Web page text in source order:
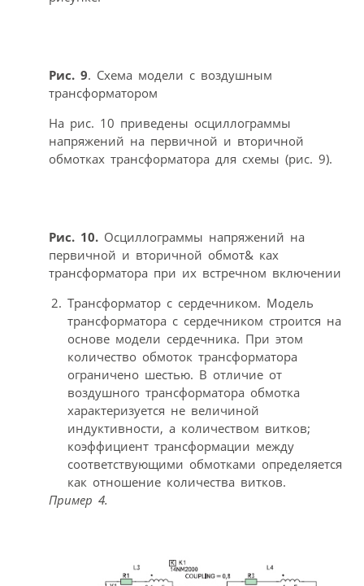
Рис. 9. Схема модели с воздушным
трансформатором
На рис. 10 приведены осциллограммы
напряжений на первичной и вторичной
обмотках трансформатора для схемы (рис. 9).
Рис. 10. Осциллограммы напряжений на
первичной и вторичной обмот& ках
трансформатора при их встречном включении
Трансформатор с сердечником. Модель
трансформатора с сердечником строится на
основе модели сердечника. При этом
количество обмоток трансформатора
ограничено шестью. В отличие от
воздушного трансформатора обмотка
характеризуется не величиной
индуктивности, а количеством витков;
коэффициент трансформации между
соответствующими обмотками определяется
как отношение количества витков.
Пример 4.